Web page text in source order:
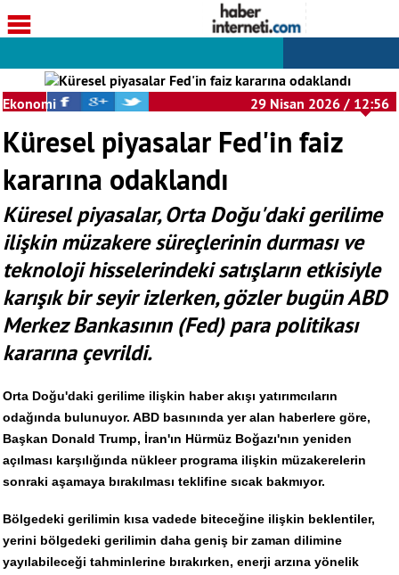
Ekonomi 29 Nisan 2026 / 12:56
Küresel piyasalar Fed'in faiz
kararına odaklandı
Küresel piyasalar, Orta Doğu'daki gerilime
ilişkin müzakere süreçlerinin durması ve
teknoloji hisselerindeki satışların etkisiyle
karışık bir seyir izlerken, gözler bugün ABD
Merkez Bankasının (Fed) para politikası
kararına çevrildi.
Orta Doğu'daki gerilime ilişkin haber akışı yatırımcıların
odağında bulunuyor. ABD basınında yer alan haberlere göre,
Başkan Donald Trump, İran'ın Hürmüz Boğazı'nın yeniden
açılması karşılığında nükleer programa ilişkin müzakerelerin
sonraki aşamaya bırakılması teklifine sıcak bakmıyor.
Bölgedeki gerilimin kısa vadede biteceğine ilişkin beklentiler,
yerini bölgedeki gerilimin daha geniş bir zaman dilimine
yayılabileceği tahminlerine bırakırken, enerji arzına yönelik